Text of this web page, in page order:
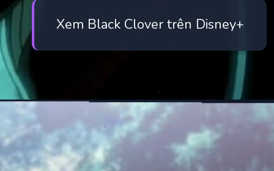
Xem Black Clover trên Disney+